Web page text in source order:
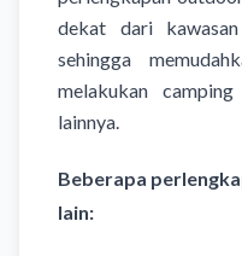
dekat dari
sehingga
melakukan
lainnya.
Beberapa
lain: